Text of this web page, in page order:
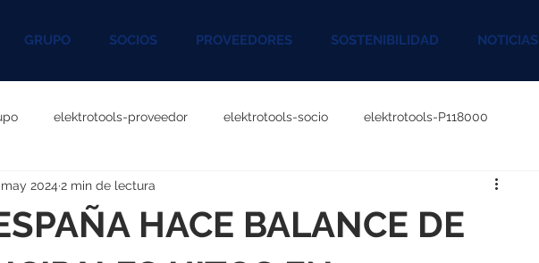
GRUPO SOCIOS PROVEEDORES SOSTENIBILIDAD NOTICIAS
elektrotools-proveedor elektrotools-socio elektrotools-P118000
P060000 elektrotools-P027000
P096000 elektrotools-P041000 elektrotools-P083000
HACE BALANCE DE
2024 2 min de lectura